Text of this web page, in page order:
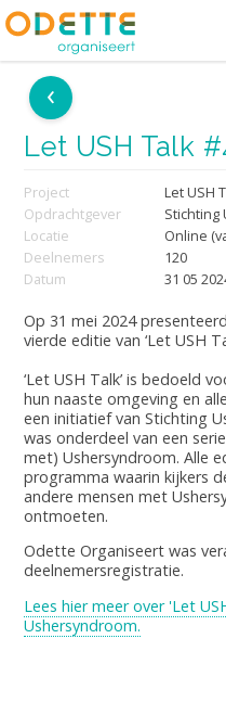
Let USH Talk
Project
Let USH
Opdrachtgever
Stichting
Locatie
Online
Deelnemers
120
Datum
31 05
Op 31 mei 2024
vierde editie van ‘Let USH
‘Let USH Talk’ is bedoeld
hun naaste omgeving en
een initiatief van Stichting
was onderdeel van een
met) Ushersyndroom. Alle
programma waarin kijkers
andere mensen met
ontmoeten.
Odette Organiseert was
deelnemersregistratie.
Lees hier meer over 'Let
Ushersyndroom.
‹